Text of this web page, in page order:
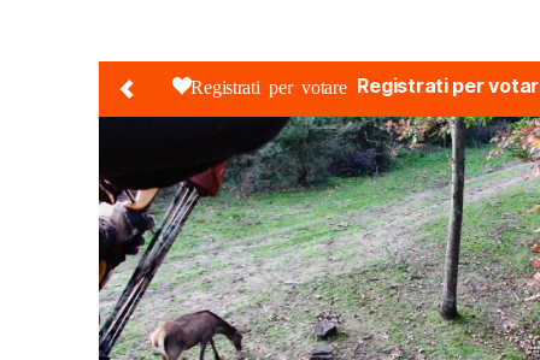
Registrati per votare Registrati per